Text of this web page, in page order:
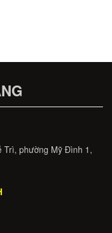
Trì, phường Mỹ Đình 1,